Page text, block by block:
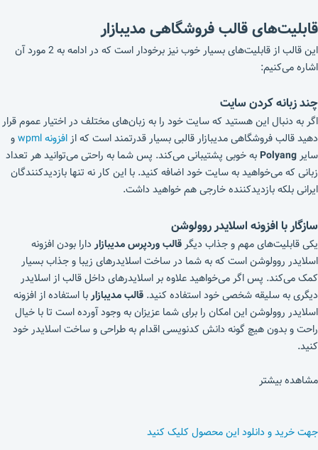
قابلیت‌های قالب فروشگاهی مدیبازار
این قالب از قابلیت‌های بسیار خوب نیز برخودار است که در ادامه به 2 مورد آن
اشاره می‌کنیم:
چند زبانه کردن سایت
اگر به دنبال این هستید که سایت خود را به زبان‌های مختلف در اختیار عموم قرار
دهید قالب فروشگاهی مدیبازار قالبی بسیار قدرتمند است که ازافزونه wpml
و
سایرPolyang به خوبی پشتیبانی می‌کند. پس شما به راحتی می‌توانید هر تعداد
زبانی که می‌خواهید به سایت خود اضافه کنید. با این کار نه تنها بازدیدکنندگان
ایرانی بلکه بازدیدکننده خارجی هم خواهید داشت.
سازگار با افزونه اسلایدر روولوشن
یکی قابلیت‌های مهم و جذاب دیگرقالب وردپرس مدیبازاردارا بودن افزونه
اسلایدر روولوشن است که به شما در ساخت اسلایدر‌های زیبا و جذاب بسیار
کمک می‌کند. پس اگر می‌خواهید علاوه بر اسلایدرهای داخل قالب از اسلایدر
دیگری به سلیقه شخصی خود استفاده کنید. قالب مدیبازاربا استفاده از افزونه
اسلایدر روولوشن این امکان را برای شما عزیزان به وجود آورده است تا با خیال
راحت و بدون هیچ گونه دانش کدنویسی اقدام به طراحی و ساخت اسلایدر خود
کنید.
مشاهده بیشتر
جهت خرید و دانلود این محصول کلیک کنید